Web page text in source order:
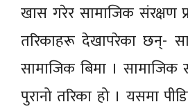
खास गरेर सामाजिक संरक्षण
तरिकाहरू देखापरेका छन्-
सामाजिक बिमा । सामाजिक
पुरानो तरिका हो । यसमा